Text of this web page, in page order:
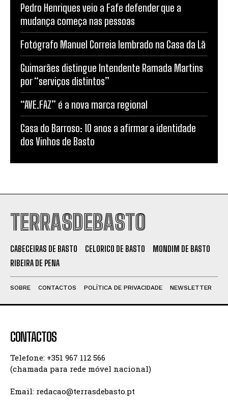
Pedro Henriques veio a Fafe defender que a
mudança começa nas pessoas
Fotógrafo Manuel Correia lembrado na Casa da Lã
Guimarães distingue Intendente Ramada Martins
por “serviços distintos”
“AVE.FAZ” é a nova marca regional
Casa do Barroso: 10 anos a afirmar a identidade
dos Vinhos de Basto
TERRASDEBASTO
CABECEIRAS DE BASTO CELORICO DE BASTO
MONDIM DE BASTO
RIBEIRA DE PENA
SOBRE CONTACTOS POLÍTICA DE PRIVACIDADE NEWSLETTER
CONTACTOS
Telefone: +351 967 112 566
(chamada para rede móvel nacional)
Email: redacao@terrasdebasto.pt